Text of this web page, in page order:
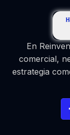
En
comercial,
estrategia